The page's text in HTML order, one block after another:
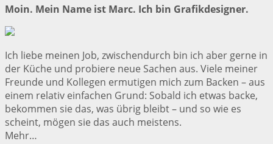
Moin. Mein Name ist Marc. Ich bin Grafikdesigner.
Ich liebe meinen Job, zwischendurch bin ich aber gerne in
der Küche und probiere neue Sachen aus. Viele meiner
Freunde und Kollegen ermutigen mich zum Backen – aus
einem relativ einfachen Grund: Sobald ich etwas backe,
bekommen sie das, was übrig bleibt – und so wie es
scheint, mögen sie das auch meistens.
Mehr…